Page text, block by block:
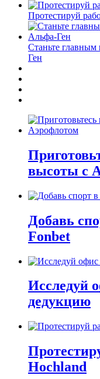
Протестируй
Станьте главным
Ген
высоты с
Добавь
Fonbet
Исследуй
дедукцию
Hochland